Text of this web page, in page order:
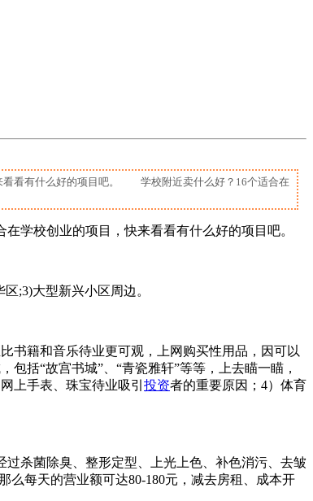
看看有什么好的项目吧。 学校附近卖什么好？16个适合在
学校创业的项目，快来看看有什么好的项目吧。
;3)大型新兴小区周边。
籍和音乐待业更可观，上网购买性用品，因可以
括“故宫书城”、“青瓷雅轩”等等，上去瞄一瞄，
上手表、珠宝待业吸引 投资者的重要原因；4）体育
杀菌除臭、整形定型、上光上色、补色消污、去皱
么每天的营业额可达80-180元，减去房租、成本开